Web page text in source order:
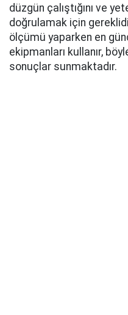
düzgün çalıştığını ve
doğrulamak için
ölçümü yaparken en
ekipmanları kullanır,
sonuçlar sunmaktadır.